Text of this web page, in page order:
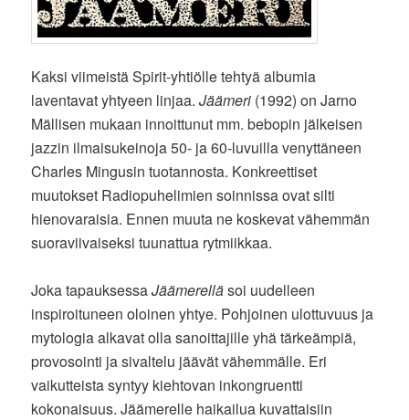
Kaksi viimeistä Spirit-yhtiölle tehtyä albumia
laventavat yhtyeen linjaa.Jäämeri (1992) on Jarno
Mällisen mukaan innoittunut mm. bebopin jälkeisen
jazzin ilmaisukeinoja 50- ja 60-luvuilla venyttäneen
Charles Mingusin tuotannosta. Konkreettiset
muutokset Radiopuhelimien soinnissa ovat silti
hienovaraisia. Ennen muuta ne koskevat vähemmän
suoraviivaiseksi tuunattua rytmiikkaa.
Joka tapauksessaJäämerelläsoi uudelleen
inspiroituneen oloinen yhtye. Pohjoinen ulottuvuus ja
mytologia alkavat olla sanoittajille yhä tärkeämpiä,
provosointi ja sivaltelu jäävät vähemmälle. Eri
vaikutteista syntyy kiehtovan inkongruentti
kokonaisuus. Jäämerelle haikailua kuvattaisiin